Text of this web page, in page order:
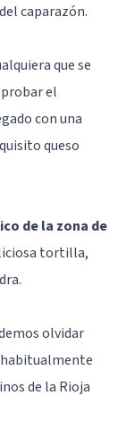
caparazón.
que se
el
con una
queso
de la zona de
tortilla,
olvidar
de la Rioja